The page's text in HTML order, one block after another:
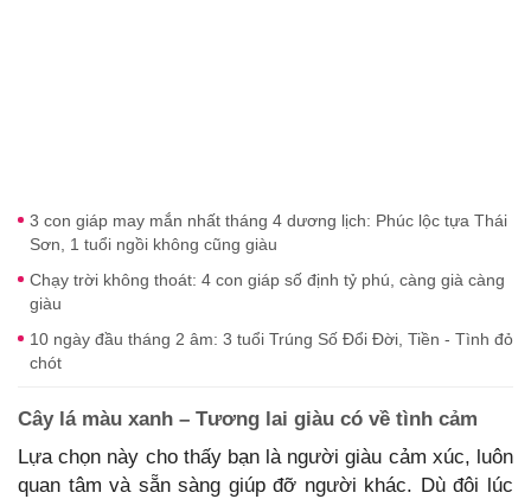
3 con giáp may mắn nhất tháng 4 dương lịch: Phúc lộc tựa Thái
Sơn, 1 tuổi ngồi không cũng giàu
Chạy trời không thoát: 4 con giáp số định tỷ phú, càng già càng
giàu
10 ngày đầu tháng 2 âm: 3 tuổi Trúng Số Đổi Đời, Tiền - Tình đỏ
chót
Cây lá màu xanh – Tương lai giàu có về tình cảm
Lựa chọn này cho thấy bạn là người giàu cảm xúc, luôn
quan tâm và sẵn sàng giúp đỡ người khác. Dù đôi lúc